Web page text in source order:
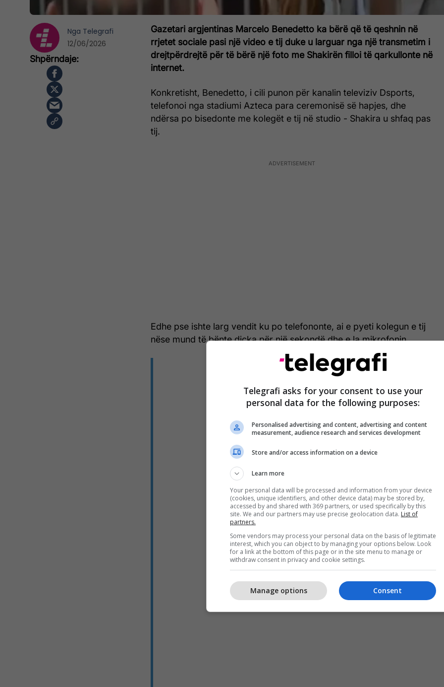
Gazetari argjentinas Marcelo Benedetto ka bërë që të qeshnin në
rrjetet sociale pasi një video e tij duke u larguar nga një transmetim i
drejtpërdrejtë për të bërë një foto me Shakirën filloi të qarkullonte në
internet.
Konkretisht, Benedetto, i cili punon për kanalin televiziv Dsports,
telefonoi nga stadiumi Azteca para ceremonisë së hapjes, dhe
ndërsa po bisedonte me kolegët e tij në studio - Shakira u shfaq pas
tij.
Edhe pse ishte larg vendit ku po telefononte, ai e pyeti kolegun e tij
nëse mund të bënte diçka për një sekondë dhe e la mikrofonin.
Nga Telegrafi
12/06/2026
Telegrafi asks for your consent to use your
personal data for the following purposes:
Personalised advertising and content, advertising and content
measurement, audience research and services development
Store and/or access information on a device
Learn more
Your personal data will be processed and information from your device
(cookies, unique identifiers, and other device data) may be stored by,
accessed by and shared with 369 partners, or used specifically by this
site. We and our partners may use precise geolocation data. List of
partners.
Some vendors may process your personal data on the basis of legitimate
interest, which you can object to by managing your options below. Look
for a link at the bottom of this page or in the site menu to manage or
withdraw consent in privacy and cookie settings.
Consent
Manage options